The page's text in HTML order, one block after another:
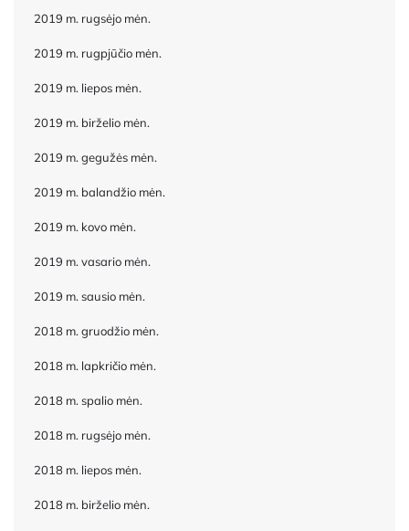
2019 m. rugsėjo mėn.
2019 m. rugpjūčio mėn.
2019 m. liepos mėn.
2019 m. birželio mėn.
2019 m. gegužės mėn.
2019 m. balandžio mėn.
2019 m. kovo mėn.
2019 m. vasario mėn.
2019 m. sausio mėn.
2018 m. gruodžio mėn.
2018 m. lapkričio mėn.
2018 m. spalio mėn.
2018 m. rugsėjo mėn.
2018 m. liepos mėn.
2018 m. birželio mėn.